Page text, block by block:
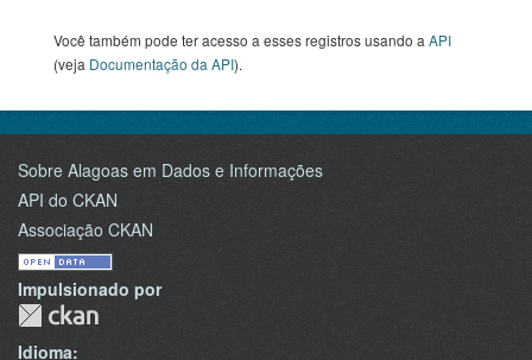
Você também pode ter acesso a esses registros usando a API
(veja Documentação da API).
Sobre Alagoas em Dados e Informações
API do CKAN
Associação CKAN
Impulsionado por
Idioma